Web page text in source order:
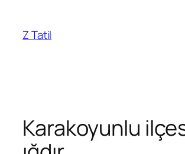
Z Tatil
Karakoyunlu